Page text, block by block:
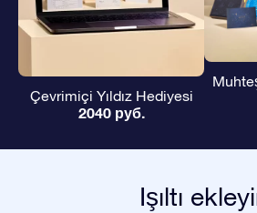
Çevrimiçi Yıldız Hediyesi
2040 руб.
Işıltı